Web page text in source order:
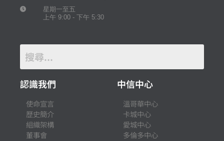
星期一至五
上午 9:00 - 下午 5:30
認識我們
使命宣言
歷史簡介
組織架構
董事會
中信中心
溫哥華中心
卡城中心
愛城中心
多倫多中心